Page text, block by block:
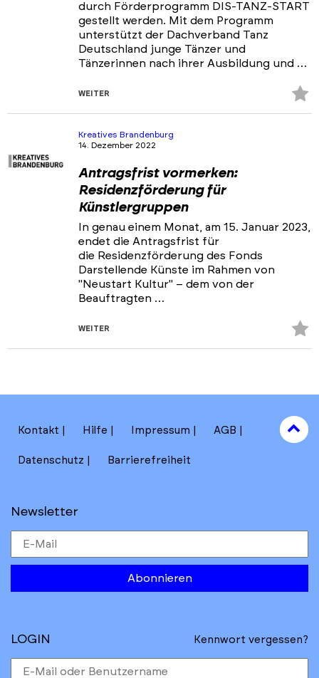
durch Förderprogramm DIS-TANZ-START
gestellt werden. Mit dem Programm
unterstützt der Dachverband Tanz
Deutschland junge Tänzer und
Tänzerinnen nach ihrer Ausbildung und …
WEITER
Kreatives Brandenburg
14. Dezember 2022
Antragsfrist vormerken:
Residenzförderung für
Künstlergruppen
In genau einem Monat, am 15. Januar 2023,
endet die Antragsfrist für
die Residenzförderung des Fonds
Darstellende Künste im Rahmen von
"Neustart Kultur" – dem von der
Beauftragten …
WEITER
Kontakt Hilfe Impressum AGB
Datenschutz Barrierefreiheit
Newsletter
Abonnieren
to
top
LOGIN Kennwort vergessen?